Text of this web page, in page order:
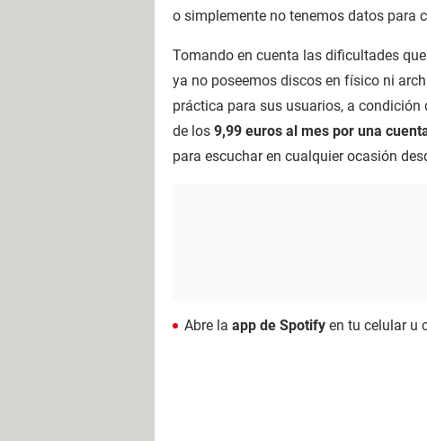
o simplemente no tenemos datos para
Tomando en cuenta las dificultades
ya no poseemos discos en físico ni
práctica para sus usuarios, a condición
de los 9,99 euros al mes por una
para escuchar en cualquier ocasión
Abre la app de Spotify en tu celular u